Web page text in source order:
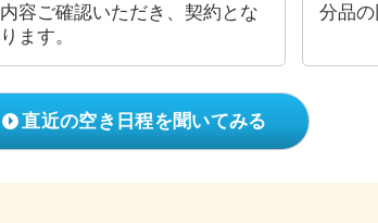
内容ご確認いただき、契約とな
ります。
分品
直近の空き日程を聞いてみる